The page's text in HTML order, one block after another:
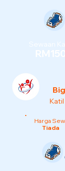
Sewaan
Harga
Tiada